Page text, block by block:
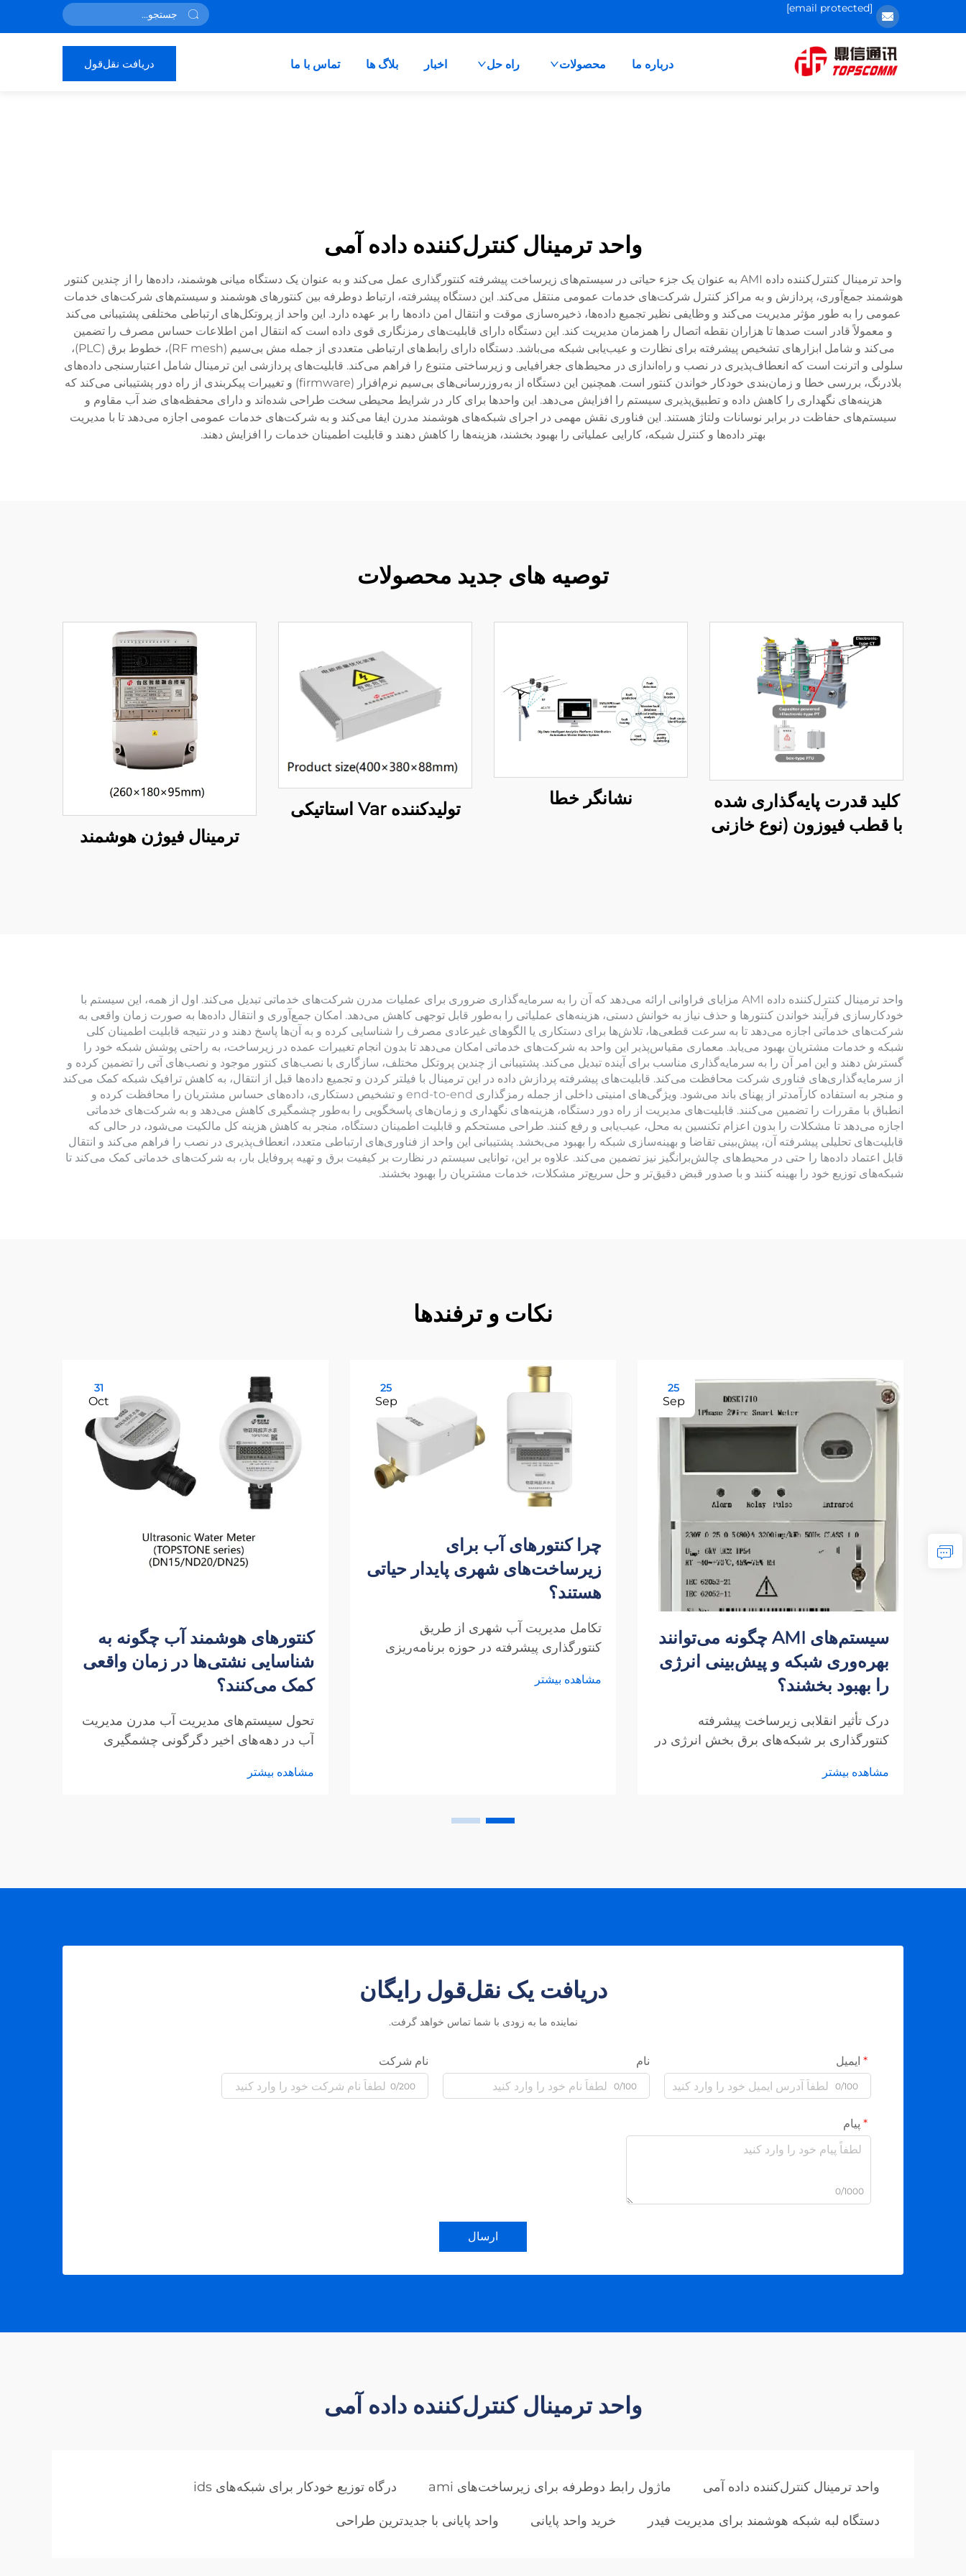
[email protected]
درباره ما محصولات راه حل اخبار بلاگ ها تماس با ما دریافت نقل‌قول
واحد ترمینال کنترل‌کننده داده آمی
واحد ترمینال کنترل‌کننده داده AMI به عنوان یک جزء حیاتی در سیستم‌های زیرساخت پیشرفته کنتورگذاری عمل می‌کند و به عنوان یک دستگاه میانی هوشمند، داده‌ها را از چندین کنتور
هوشمند جمع‌آوری، پردازش و به مراکز کنترل شرکت‌های خدمات عمومی منتقل می‌کند. این دستگاه پیشرفته، ارتباط دوطرفه بین کنتورهای هوشمند و سیستم‌های شرکت‌های خدمات
عمومی را به طور مؤثر مدیریت می‌کند و وظایفی نظیر تجمیع داده‌ها، ذخیره‌سازی موقت و انتقال امن داده‌ها را بر عهده دارد. این واحد از پروتکل‌های ارتباطی مختلفی پشتیبانی می‌کند
و معمولاً قادر است صدها تا هزاران نقطه اتصال را همزمان مدیریت کند. این دستگاه دارای قابلیت‌های رمزنگاری قوی داده است که انتقال امن اطلاعات حساس مصرف را تضمین
می‌کند و شامل ابزارهای تشخیص پیشرفته برای نظارت و عیب‌یابی شبکه می‌باشد. دستگاه دارای رابط‌های ارتباطی متعددی از جمله مش بی‌سیم (RF mesh)، خطوط برق (PLC)،
سلولی و اترنت است که انعطاف‌پذیری در نصب و راه‌اندازی در محیط‌های جغرافیایی و زیرساختی متنوع را فراهم می‌کند. قابلیت‌های پردازشی این ترمینال شامل اعتبارسنجی داده‌های
بلادرنگ، بررسی خطا و زمان‌بندی خودکار خواندن کنتور است. همچنین این دستگاه از به‌روزرسانی‌های بی‌سیم نرم‌افزار (firmware) و تغییرات پیکربندی از راه دور پشتیبانی می‌کند که
هزینه‌های نگهداری را کاهش داده و تطبیق‌پذیری سیستم را افزایش می‌دهد. این واحدها برای کار در شرایط محیطی سخت طراحی شده‌اند و دارای محفظه‌های ضد آب مقاوم و
سیستم‌های حفاظت در برابر نوسانات ولتاژ هستند. این فناوری نقش مهمی در اجرای شبکه‌های هوشمند مدرن ایفا می‌کند و به شرکت‌های خدمات عمومی اجازه می‌دهد تا با مدیریت
بهتر داده‌ها و کنترل شبکه، کارایی عملیاتی را بهبود بخشند، هزینه‌ها را کاهش دهند و قابلیت اطمینان خدمات را افزایش دهند.
توصیه های جدید محصولات
کلید قدرت پایه‌گذاری شده
با قطب فیوزون (نوع خازنی
نشانگر خطا
تولیدکننده Var استاتیکی
ترمینال فیوژن هوشمند
واحد ترمینال کنترل‌کننده داده AMI مزایای فراوانی ارائه می‌دهد که آن را به سرمایه‌گذاری ضروری برای عملیات مدرن شرکت‌های خدماتی تبدیل می‌کند. اول از همه، این سیستم با
خودکارسازی فرآیند خواندن کنتورها و حذف نیاز به خوانش دستی، هزینه‌های عملیاتی را به‌طور قابل توجهی کاهش می‌دهد. امکان جمع‌آوری و انتقال داده‌ها به صورت زمان واقعی به
شرکت‌های خدماتی اجازه می‌دهد تا به سرعت قطعی‌ها، تلاش‌ها برای دستکاری یا الگوهای غیرعادی مصرف را شناسایی کرده و به آن‌ها پاسخ دهند و در نتیجه قابلیت اطمینان کلی
شبکه و خدمات مشتریان بهبود می‌یابد. معماری مقیاس‌پذیر این واحد به شرکت‌های خدماتی امکان می‌دهد تا بدون انجام تغییرات عمده در زیرساخت، به راحتی پوشش شبکه خود را
گسترش دهند و این امر آن را به سرمایه‌گذاری مناسب برای آینده تبدیل می‌کند. پشتیبانی از چندین پروتکل مختلف، سازگاری با نصب‌های کنتور موجود و نصب‌های آتی را تضمین کرده و
از سرمایه‌گذاری‌های فناوری شرکت محافظت می‌کند. قابلیت‌های پیشرفته پردازش داده در این ترمینال با فیلتر کردن و تجمیع داده‌ها قبل از انتقال، به کاهش ترافیک شبکه کمک می‌کند
و منجر به استفاده کارآمدتر از پهنای باند می‌شود. ویژگی‌های امنیتی داخلی از جمله رمزگذاری end-to-end و تشخیص دستکاری، داده‌های حساس مشتریان را محافظت کرده و
انطباق با مقررات را تضمین می‌کنند. قابلیت‌های مدیریت از راه دور دستگاه، هزینه‌های نگهداری و زمان‌های پاسخگویی را به‌طور چشمگیری کاهش می‌دهد و به شرکت‌های خدماتی
اجازه می‌دهد تا مشکلات را بدون اعزام تکنسین به محل، عیب‌یابی و رفع کنند. طراحی مستحکم و قابلیت اطمینان دستگاه، منجر به کاهش هزینه کل مالکیت می‌شود، در حالی که
قابلیت‌های تحلیلی پیشرفته آن، پیش‌بینی تقاضا و بهینه‌سازی شبکه را بهبود می‌بخشد. پشتیبانی این واحد از فناوری‌های ارتباطی متعدد، انعطاف‌پذیری در نصب را فراهم می‌کند و انتقال
قابل اعتماد داده‌ها را حتی در محیط‌های چالش‌برانگیز نیز تضمین می‌کند. علاوه بر این، توانایی سیستم در نظارت بر کیفیت برق و تهیه پروفایل بار، به شرکت‌های خدماتی کمک می‌کند تا
شبکه‌های توزیع خود را بهینه کنند و با صدور قبض دقیق‌تر و حل سریع‌تر مشکلات، خدمات مشتریان را بهبود بخشند.
نکات و ترفندها
25
Sep
سیستم‌های AMI چگونه می‌توانند
بهره‌وری شبکه و پیش‌بینی انرژی
را بهبود بخشند؟
درک تأثیر انقلابی زیرساخت پیشرفته
کنتورگذاری بر شبکه‌های برق بخش انرژی در
مشاهده بیشتر
25
Sep
چرا کنتورهای آب برای
زیرساخت‌های شهری پایدار حیاتی
هستند؟
تکامل مدیریت آب شهری از طریق
کنتورگذاری پیشرفته در حوزه برنامه‌ریزی
به عنوان ابزارهای ضروری ظهور کرده‌اند که
مشاهده بیشتر
31
Oct
کنتورهای هوشمند آب چگونه به
شناسایی نشتی‌ها در زمان واقعی
کمک می‌کنند؟
تحول سیستم‌های مدیریت آب مدرن مدیریت
آب در دهه‌های اخیر دگرگونی چشمگیری
فناوری پیشرو، نحوه تشخیص و مدیریت
مشاهده بیشتر
دریافت یک نقل‌قول رایگان
نماینده ما به زودی با شما تماس خواهد گرفت.
ایمیل
0/100
نام
0/100
نام شرکت
0/200
پیام
0/1000
ارسال
واحد ترمینال کنترل‌کننده داده آمی
واحد ترمینال کنترل‌کننده داده آمی ماژول رابط دوطرفه برای زیرساخت‌های ami درگاه توزیع خودکار برای شبکه‌های ids
دستگاه لبه شبکه هوشمند برای مدیریت فیدر خرید واحد پایانی واحد پایانی با جدیدترین طراحی